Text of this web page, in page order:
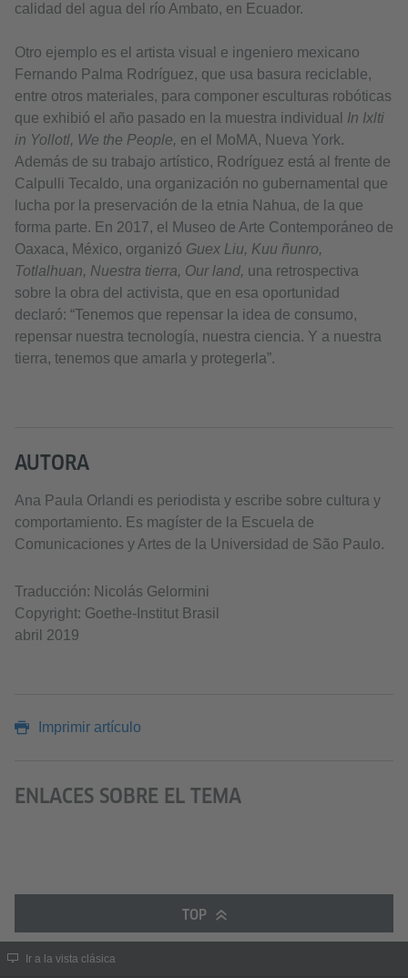
calidad del agua del río Ambato, en Ecuador.
Otro ejemplo es el artista visual e ingeniero mexicano
Fernando Palma Rodríguez, que usa basura reciclable,
entre otros materiales, para componer esculturas robóticas
que exhibió el año pasado en la muestra individual In Ixlti
in Yollotl, We the People, en el MoMA, Nueva York.
Además de su trabajo artístico, Rodríguez está al frente de
Calpulli Tecaldo, una organización no gubernamental que
lucha por la preservación de la etnia Nahua, de la que
forma parte. En 2017, el Museo de Arte Contemporáneo de
Oaxaca, México, organizó Guex Liu, Kuu ñunro,
Totlalhuan, Nuestra tierra, Our land, una retrospectiva
sobre la obra del activista, que en esa oportunidad
declaró: “Tenemos que repensar la idea de consumo,
repensar nuestra tecnología, nuestra ciencia. Y a nuestra
tierra, tenemos que amarla y protegerla”.
AUTORA
Ana Paula Orlandi es periodista y escribe sobre cultura y
comportamiento. Es magíster de la Escuela de
Comunicaciones y Artes de la Universidad de São Paulo.
Traducción: Nicolás Gelormini
Copyright: Goethe-Institut Brasil
abril 2019
Imprimir artículo
ENLACES SOBRE EL TEMA
TOP
Ir a la vista clásica